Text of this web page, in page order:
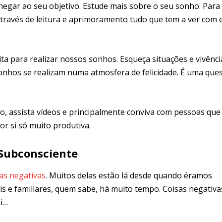
ao seu objetivo. Estude mais sobre o seu sonho. Para
de leitura e aprimoramento tudo que tem a ver com
para realizar nossos sonhos. Esqueça situações e
se realizam numa atmosfera de felicidade. É uma
assista vídeos e principalmente conviva com pessoas
si só muito produtiva.
negativas. Muitos delas estão lá desde quando éramos
e familiares, quem sabe, há muito tempo. Coisas